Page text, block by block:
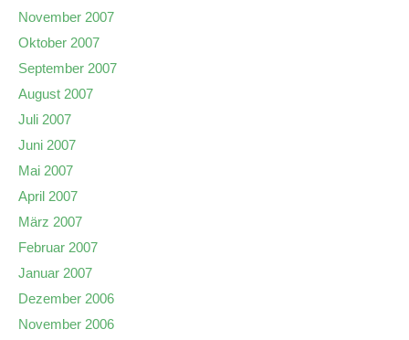
November 2007
Oktober 2007
September 2007
August 2007
Juli 2007
Juni 2007
Mai 2007
April 2007
März 2007
Februar 2007
Januar 2007
Dezember 2006
November 2006